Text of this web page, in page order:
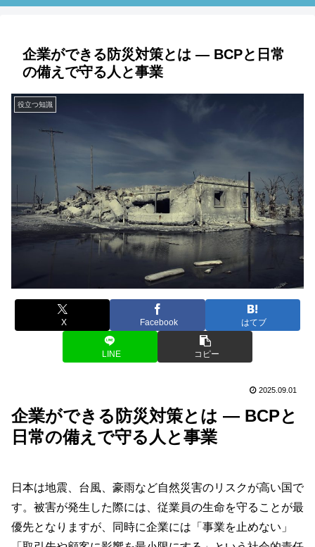
企業ができる防災対策とは ― BCPと日常
の備えで守る人と事業
役立つ知識
X Facebook はてブ
LINE コピー
2025.09.01
企業ができる防災対策とは ― BCPと
日常の備えで守る人と事業
日本は地震、台風、豪雨など自然災害のリスクが高い国で
す。被害が発生した際には、従業員の生命を守ることが最
優先となりますが、同時に企業には「事業を止めない」